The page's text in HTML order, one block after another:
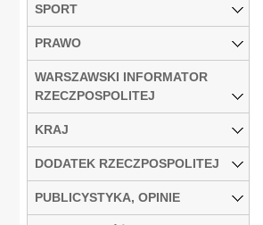
SPORT
PRAWO
WARSZAWSKI INFORMATOR
RZECZPOSPOLITEJ
KRAJ
DODATEK RZECZPOSPOLITEJ
PUBLICYSTYKA, OPINIE